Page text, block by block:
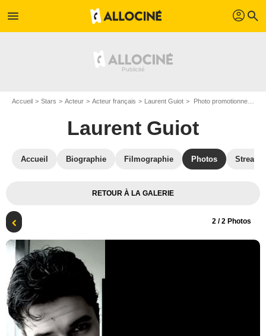
menu profil search
Accueil Stars Acteur Acteur français Laurent Guiot Photo promotionnelle Laurent Guiot
Laurent Guiot
Accueil Biographie Filmographie Photos
RETOUR À LA GALERIE
2 / 2 Photos